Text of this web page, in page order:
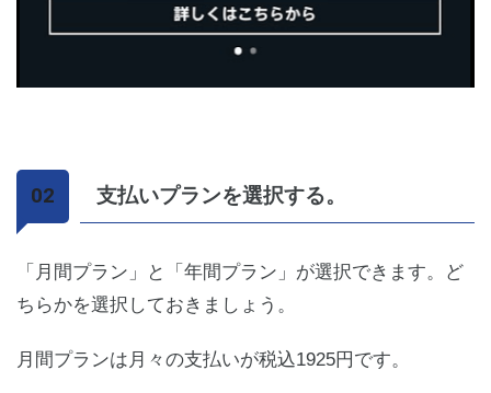
支払いプランを選択する。
「月間プラン」と「年間プラン」が選択できます。ど
ちらかを選択しておきましょう。
月間プランは月々の支払いが税込1925円です。